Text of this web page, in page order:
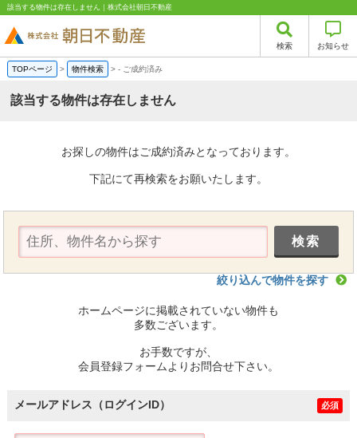
該当する物件は存在しません｜株式会社朝日不動産
検索 お知らせ
TOPページ > 物件検索 >- ご成約済み
該当する物件は存在しません
お探しの物件はご成約済みとなっております。
下記にて再検索をお願いたします。
絞り込んで物件を探す
ホームページに掲載されていない物件も
多数ございます。
お手数ですが、
会員登録フォームよりお問合せ下さい。
メールアドレス（ログインID） 必須